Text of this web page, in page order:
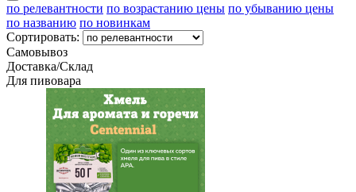
по релевантности по возрастанию цены по убыванию цены
по названию по новинкам
Сортировать:
Самовывоз
Доставка/Склад
Для пивовара